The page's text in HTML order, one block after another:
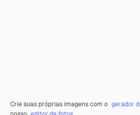
Crie suas próprias imagens com o gerador